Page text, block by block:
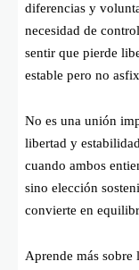
diferencias y
necesidad de
sentir que pierde
estable pero no
No es una unión
libertad y
cuando ambos
sino elección
convierte en
Aprende más sobre